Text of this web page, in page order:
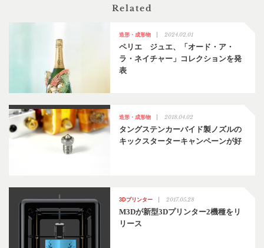
Related
造形・成形物 2024.02.01
ペリエ ジュエ、「オード・ア・
ラ・ネイチャー」コレクションを発
表
造形・成形物 2018.04.02
タングステンカーバイド製ノズルの
キックスターターキャンペーンが好
3Dプリンター 2017.05.28
M3Dが新型3Dプリンター2機種をリ
リース